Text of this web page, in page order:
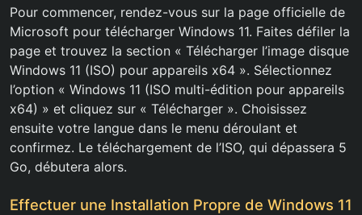
Pour commencer, rendez-vous sur la page officielle de
Microsoft pour télécharger Windows 11. Faites défiler la
page et trouvez la section « Télécharger l’image disque
Windows 11 (ISO) pour appareils x64 ». Sélectionnez
l’option « Windows 11 (ISO multi-édition pour appareils
x64) » et cliquez sur « Télécharger ». Choisissez
ensuite votre langue dans le menu déroulant et
confirmez. Le téléchargement de l’ISO, qui dépassera 5
Go, débutera alors.
Effectuer une Installation Propre de Windows 11